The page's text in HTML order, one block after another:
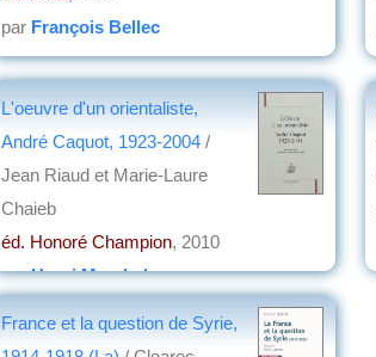
par François Bellec
L'oeuvre d'un orientaliste,
André Caquot, 1923-2004 /
Jean Riaud et Marie-Laure
Chaieb
éd. Honoré Champion, 2010
parHenri Marchal
France et la question de Syrie,